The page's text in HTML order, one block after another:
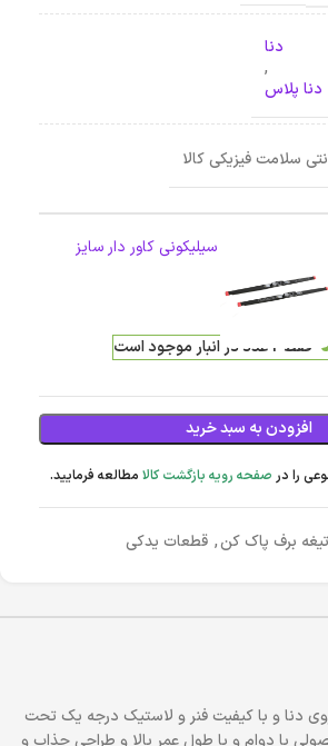
دنا
,
دنا پلاس
سلامت فیزیکی کالا
برف پاک کن سيليکوني کاور دار سایز
فقط 2 عدد در انبار موجود است
افزودن به سبد خرید
را در صفحه رویه بازگشت کالا مطالعه فرمایید.
تیغه برف پاک کن, قطعات یدکی
دنا و با کیفیت فنر و لاستیک درجه یک تحت